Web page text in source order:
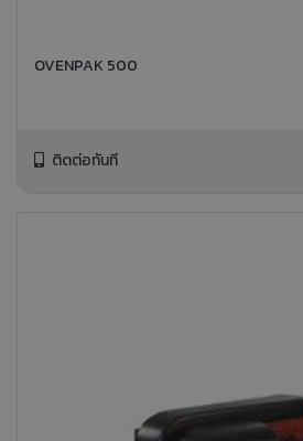
OVENPAK 500
ติดต่อทันที